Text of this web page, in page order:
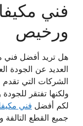
فني
ورخيص
هل تريد أفضل
العديد عن الجودة
الشركات التي
ولكنها تفتقر
لكم أفضل فني
جميع القطع التالفة